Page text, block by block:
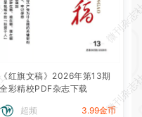
《红旗文稿》2026年第13期
全彩精校PDF杂志下载
超频 3.99金币
微刊杂
微刊杂